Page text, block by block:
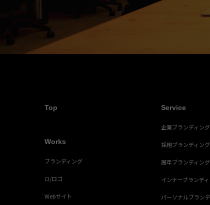
Top
Works
ブランディング
CI/ロゴ
Webサイト
Service
企業ブランディング
採用ブランディング
周年ブランディング
インナーブランデ
パーソナルブラン